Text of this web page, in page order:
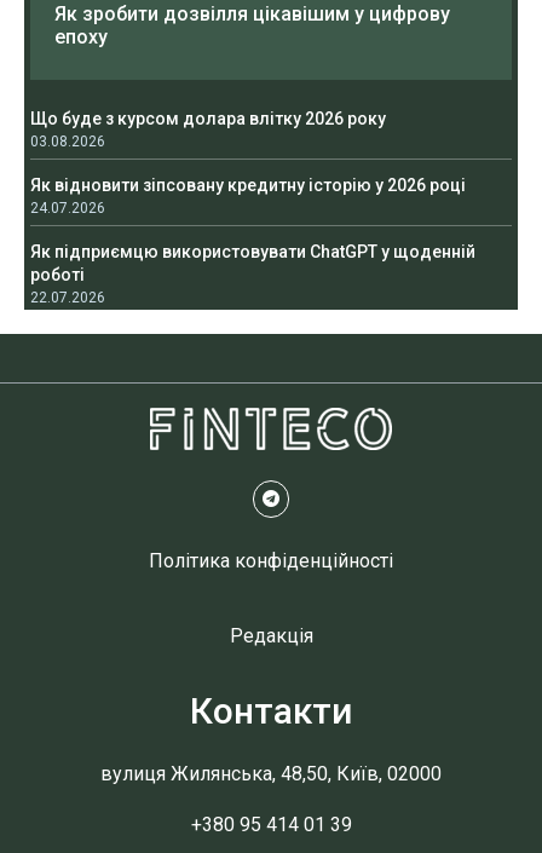
Як зробити дозвілля цікавішим у цифрову
епоху
Що буде з курсом долара влітку 2026 року
03.08.2026
Як відновити зіпсовану кредитну історію у 2026 році
24.07.2026
Як підприємцю використовувати ChatGPT у щоденній
роботі
22.07.2026
Політика конфіденційності
Редакція
Контакти
вулиця Жилянська, 48,50, Київ, 02000
+380 95 414 01 39